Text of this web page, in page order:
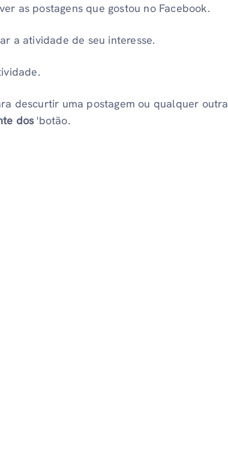
as postagens que gostou no Facebook.
a atividade de seu interesse.
descurtir uma postagem ou qualquer outra
dos 'botão.